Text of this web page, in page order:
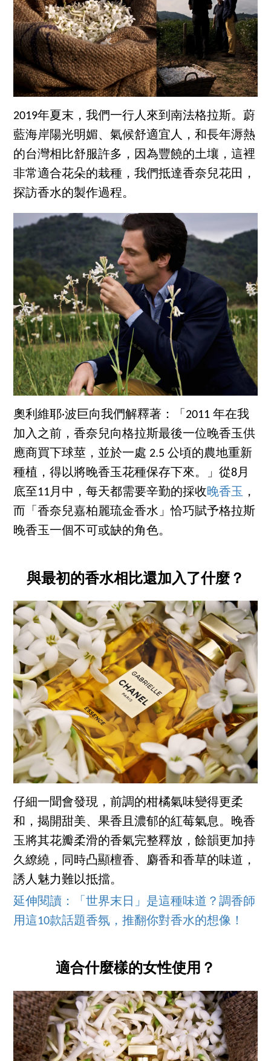
2019年夏末，我們一行人來到南法格拉斯。蔚
藍海岸陽光明媚、氣候舒適宜人，和長年溽熱
的台灣相比舒服許多，因為豐饒的土壤，這裡
非常適合花朵的栽種，我們抵達香奈兒花田，
探訪香水的製作過程。
奧利維耶·波巨向我們解釋著：「2011 年在我
加入之前，香奈兒向格拉斯最後一位晚香玉供
應商買下球莖，並於一處 2.5 公頃的農地重新
種植，得以將晚香玉花種保存下來。」從8月
底至11月中，每天都需要辛勤的採收晚香玉 ，
而「香奈兒嘉柏麗琉金香水」恰巧賦予格拉斯
晚香玉一個不可或缺的角色。
與最初的香水相比還加入了什麼？
仔細一聞會發現，前調的柑橘氣味變得更柔
和，揭開甜美、果香且濃郁的紅莓氣息。晚香
玉將其花瓣柔滑的香氣完整釋放，餘韻更加持
久繚繞，同時凸顯檀香、麝香和香草的味道，
誘人魅力難以抵擋。
延伸閱讀：「世界末日」是這種味道？調香師
用這10款話題香氛，推翻你對香水的想像！
適合什麼樣的女性使用？